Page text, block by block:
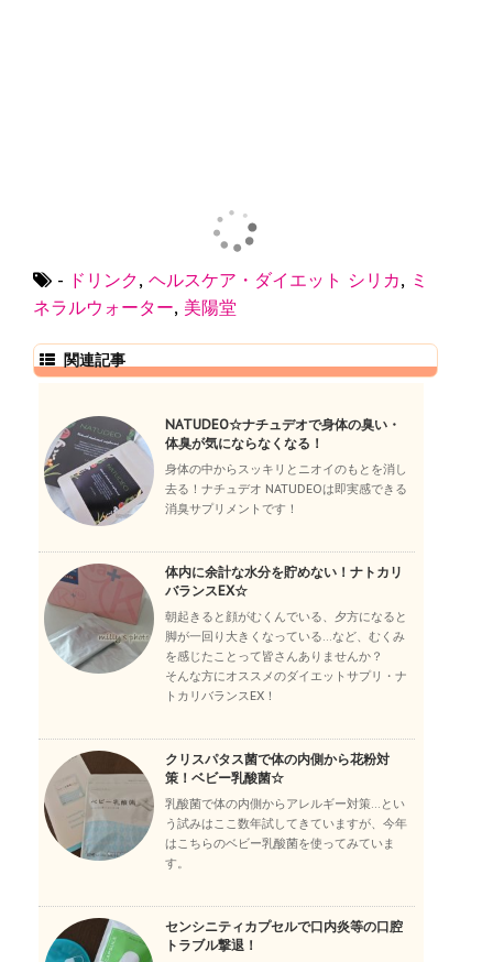
- ドリンク, ヘルスケア・ダイエット シリカ, ミ
ネラルウォーター, 美陽堂
関連記事
NATUDEO☆ナチュデオで身体の臭い・
体臭が気にならなくなる！
身体の中からスッキリとニオイのもとを消し
去る！ナチュデオ NATUDEOは即実感できる
消臭サプリメントです！
体内に余計な水分を貯めない！ナトカリ
バランスEX☆
朝起きると顔がむくんでいる、夕方になると
脚が一回り大きくなっている…など、むくみ
を感じたことって皆さんありませんか？
そんな方にオススメのダイエットサプリ・ナ
トカリバランスEX！
クリスパタス菌で体の内側から花粉対
策！ベビー乳酸菌☆
乳酸菌で体の内側からアレルギー対策…とい
う試みはここ数年試してきていますが、今年
はこちらのベビー乳酸菌を使ってみていま
す。
センシニティカプセルで口内炎等の口腔
トラブル撃退！